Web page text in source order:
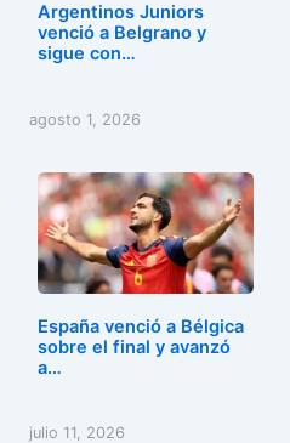
Argentinos Juniors
venció a Belgrano y
sigue con…
agosto 1, 2026
España venció a Bélgica
sobre el final y avanzó
a…
julio 11, 2026